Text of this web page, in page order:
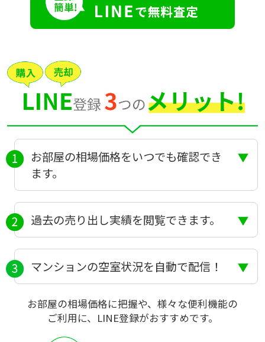
お部屋の相場価格をいつでも確認でき
ます。
過去の売り出し実績を閲覧できます。
マンションの空室状況を自動で配信！
お部屋の相場価格に把握や、様々な便利機能の
ご利用に、LINE登録がおすすめです。